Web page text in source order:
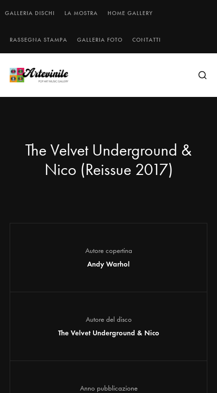
GALLERIA DISCHI LA MOSTRA HOME GALLERY
RASSEGNA STAMPA GALLERIA FOTO CONTATTI
The Velvet Underground &
Nico (Reissue 2017)
Autore copertina
Andy Warhol
Autore del disco
The Velvet Underground & Nico
Anno pubblicazione